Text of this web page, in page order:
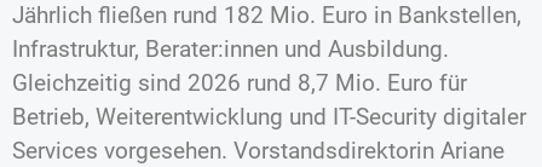
Jährlich fließen rund 182 Mio. Euro in Bankstellen,
Infrastruktur, Berater:innen und Ausbildung.
Gleichzeitig sind 2026 rund 8,7 Mio. Euro für
Betrieb, Weiterentwicklung und IT-Security digitaler
Services vorgesehen. Vorstandsdirektorin Ariane